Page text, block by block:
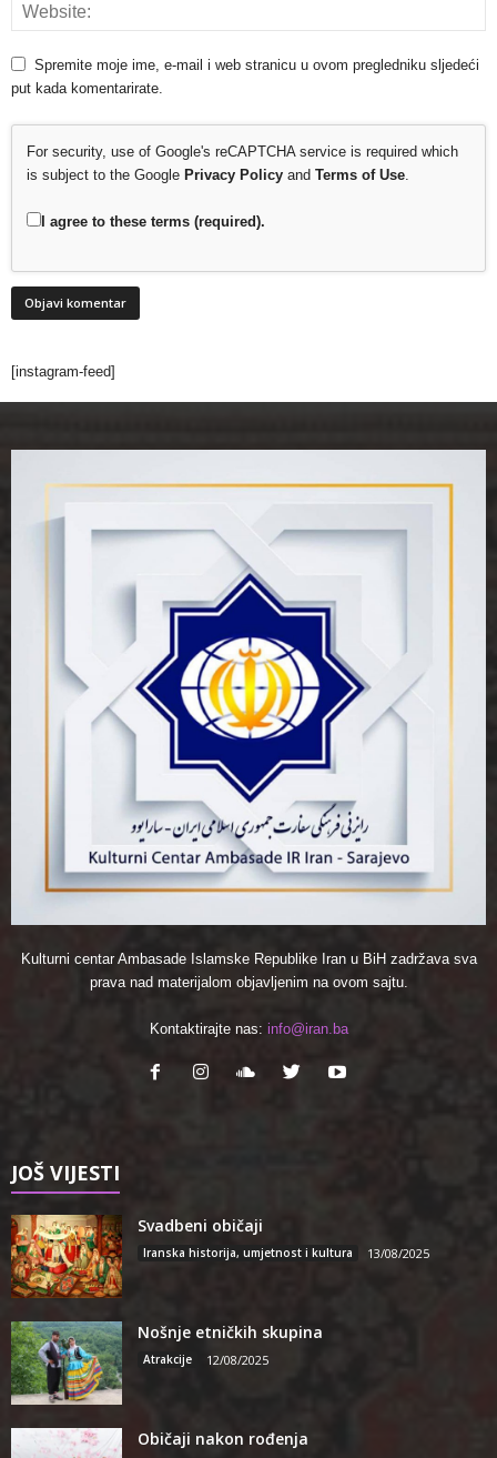
Spremite moje ime, e-mail i web stranicu u ovom pregledniku sljedeći
put kada komentarirate.
For security, use of Google's reCAPTCHA service is required which
is subject to the Google Privacy Policy and Terms of Use
I agree to these terms (required).
[instagram-feed]
Kulturni centar Ambasade Islamske Republike Iran u BiH zadržava sva
prava nad materijalom objavljenim na ovom sajtu.
Kontaktirajte nas: info@iran.ba
JOŠ VIJESTI
Svadbeni običaji
Iranska historija, umjetnost i kultura 13/08/2025
Nošnje etničkih skupina
Atrakcije 12/08/2025
Običaji nakon rođenja